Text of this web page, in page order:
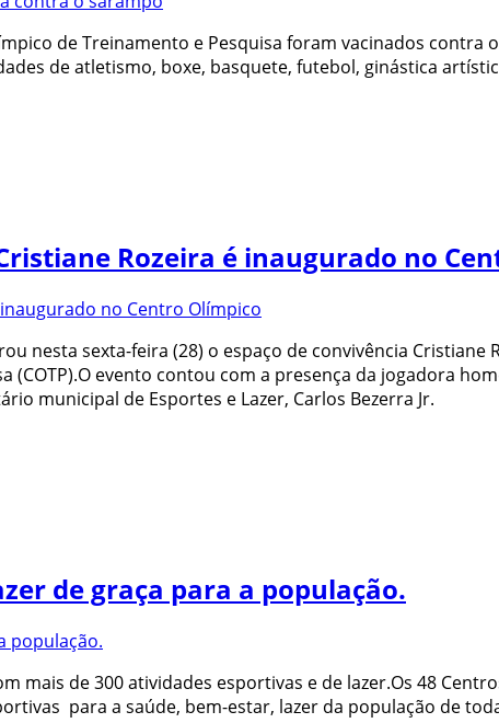
de Treinamento e Pesquisa foram vacinados contra
de atletismo, boxe, basquete, futebol, ginástica
Rozeira é inaugurado no
nesta sexta-feira (28) o espaço de convivência
evento contou com a presença da jogadora
municipal de Esportes e Lazer, Carlos Bezerra Jr.
de graça para a população.
mais de 300 atividades esportivas e de lazer.Os 48
para a saúde, bem-estar, lazer da população de